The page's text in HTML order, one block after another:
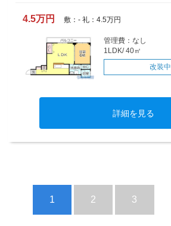
4.5万円 敷：- 礼：4.5万円
管理費：なし
1LDK/ 40㎡
改装中
詳細を見る
1 2 3